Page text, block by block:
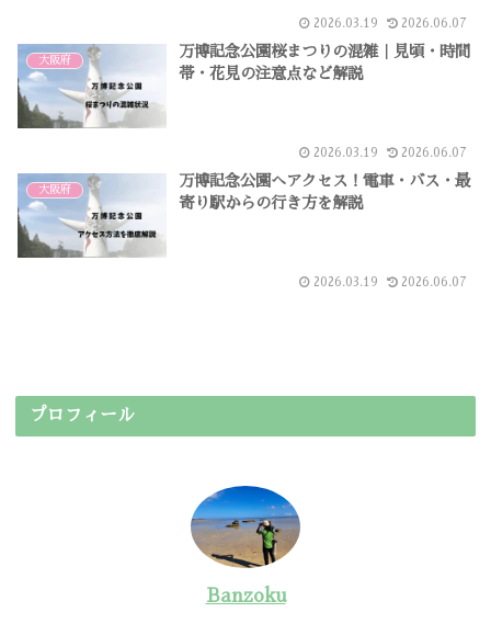
2026.03.19 2026.06.07
大阪府
万博記念公園桜まつりの混雑｜見頃・時間
帯・花見の注意点など解説
2026.03.19 2026.06.07
大阪府
万博記念公園へアクセス！電車・バス・最
寄り駅からの行き方を解説
2026.03.19 2026.06.07
プロフィール
Banzoku